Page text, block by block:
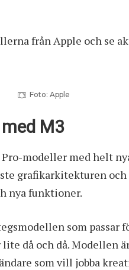
från Apple och se
Foto: Apple
M3
modeller med helt
grafikarkitekturen och
nya funktioner.
som passar
lite då och då. Modellen
som vill jobba